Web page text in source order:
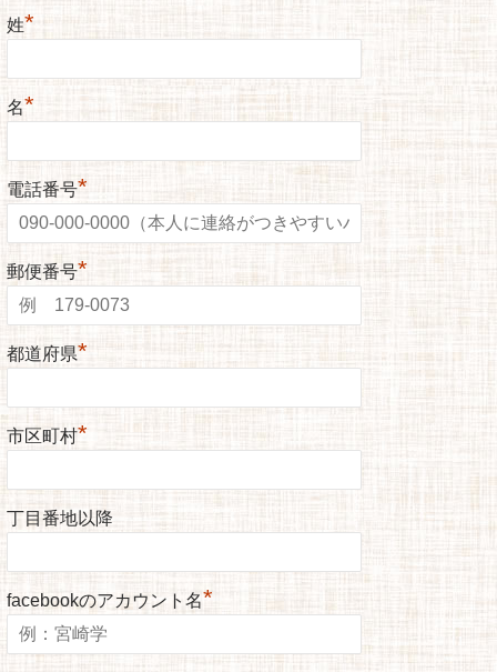
姓*
名*
電話番号*
郵便番号*
都道府県*
市区町村*
丁目番地以降
facebookのアカウント名*